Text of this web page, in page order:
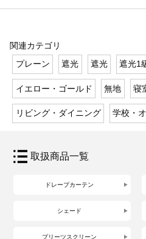
関連カテゴリ
プレーン
遮光 遮光 遮光1
イエロー・ゴールド 無地 寝
リビング・ダイニング 学校・
取扱商品一覧
ドレープカーテン
シェード
プリーツスクリーン